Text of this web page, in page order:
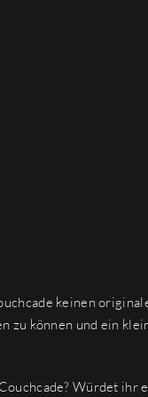
keinen
zu können und ein
Würdet ihr